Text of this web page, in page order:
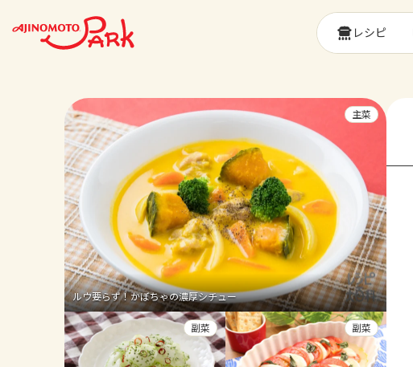
レシピ
ルウ要らず！かぼちゃの濃厚シチュー
主菜
副菜 副菜